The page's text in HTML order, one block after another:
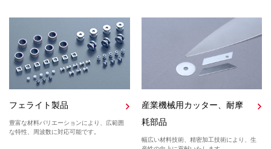
フェライト製品
豊富な材料バリエーションにより、広範囲
な特性、周波数に対応可能です。
産業機械用カッター、耐摩
耗部品
幅広い材料技術、精密加工技術により、生